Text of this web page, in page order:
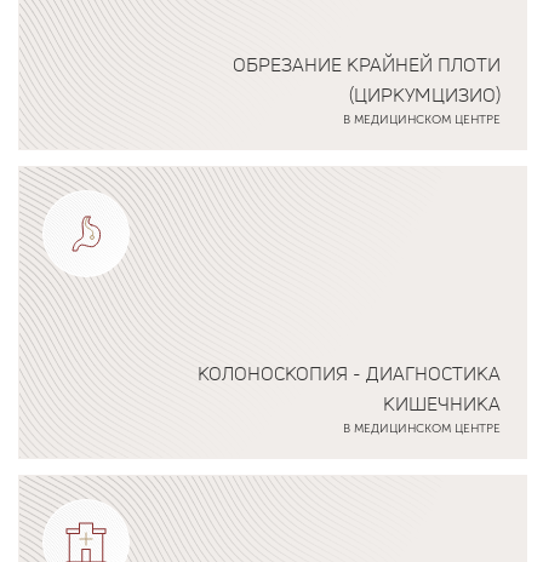
ОБРЕЗАНИЕ КРАЙНЕЙ ПЛОТИ
(ЦИРКУМЦИЗИО)
В МЕДИЦИНСКОМ ЦЕНТРЕ
Подробнее о программе
КОЛОНОСКОПИЯ - ДИАГНОСТИКА
КИШЕЧНИКА
В МЕДИЦИНСКОМ ЦЕНТРЕ
Подробнее о программе